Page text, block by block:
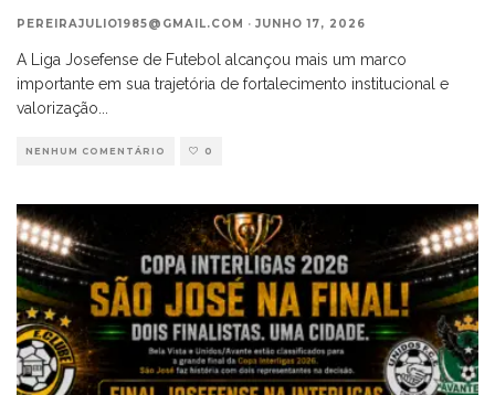
PEREIRAJULIO1985@GMAIL.COM · JUNHO 17, 2026
A Liga Josefense de Futebol alcançou mais um marco
importante em sua trajetória de fortalecimento institucional e
valorização
NENHUM COMENTÁRIO 0